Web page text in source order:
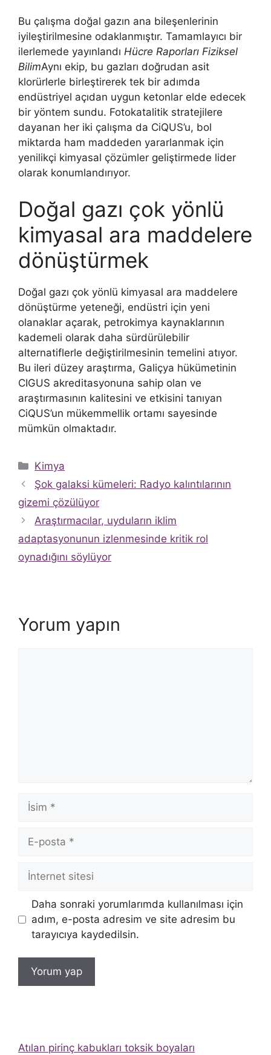
Bu çalışma doğal gazın ana bileşenlerinin
iyileştirilmesine odaklanmıştır. Tamamlayıcı bir
ilerlemede yayınlandı Hücre Raporları Fiziksel
BilimAynı ekip, bu gazları doğrudan asit
klorürlerle birleştirerek tek bir adımda
endüstriyel açıdan uygun ketonlar elde edecek
bir yöntem sundu. Fotokatalitik stratejilere
dayanan her iki çalışma da CiQUS’u, bol
miktarda ham maddeden yararlanmak için
yenilikçi kimyasal çözümler geliştirmede lider
olarak konumlandırıyor.
Doğal gazı çok yönlü
kimyasal ara maddelere
dönüştürmek
Doğal gazı çok yönlü kimyasal ara maddelere
dönüştürme yeteneği, endüstri için yeni
olanaklar açarak, petrokimya kaynaklarının
kademeli olarak daha sürdürülebilir
alternatiflerle değiştirilmesinin temelini atıyor.
Bu ileri düzey araştırma, Galiçya hükümetinin
CIGUS akreditasyonuna sahip olan ve
araştırmasının kalitesini ve etkisini tanıyan
CiQUS’un mükemmellik ortamı sayesinde
mümkün olmaktadır.
Kategoriler
Kimya
Şok galaksi kümeleri: Radyo kalıntılarının
gizemi çözülüyor
Araştırmacılar, uyduların iklim
adaptasyonunun izlenmesinde kritik rol
oynadığını söylüyor
Yorum yapın
İsim
posta
İnternet
sitesi
Daha sonraki yorumlarımda kullanılması için
adım, e-posta adresim ve site adresim bu
tarayıcıya kaydedilsin.
Atılan pirinç kabukları toksik boyaları